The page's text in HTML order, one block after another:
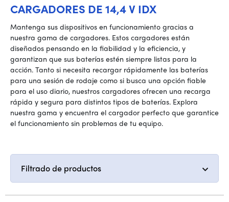
CARGADORES DE 14,4 V IDX
Mantenga sus dispositivos en funcionamiento gracias a
nuestra gama de cargadores. Estos cargadores están
diseñados pensando en la fiabilidad y la eficiencia, y
garantizan que sus baterías estén siempre listas para la
acción. Tanto si necesita recargar rápidamente las baterías
para una sesión de rodaje como si busca una opción fiable
para el uso diario, nuestros cargadores ofrecen una recarga
rápida y segura para distintos tipos de baterías. Explora
nuestra gama y encuentra el cargador perfecto que garantice
el funcionamiento sin problemas de tu equipo.
Filtrado de productos